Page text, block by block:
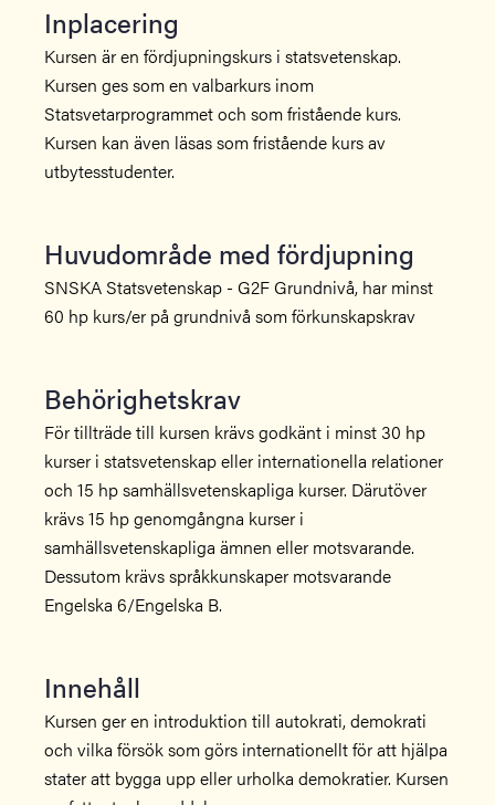
Inplacering
Kursen är en fördjupningskurs i statsvetenskap.
Kursen ges som en valbarkurs inom
Statsvetarprogrammet och som fristående kurs.
Kursen kan även läsas som fristående kurs av
utbytesstudenter.
Huvudområde med fördjupning
SNSKA Statsvetenskap - G2F Grundnivå, har minst
60 hp kurs/er på grundnivå som förkunskapskrav
Behörighetskrav
För tillträde till kursen krävs godkänt i minst 30 hp
kurser i statsvetenskap eller internationella relationer
och 15 hp samhällsvetenskapliga kurser. Därutöver
krävs 15 hp genomgångna kurser i
samhällsvetenskapliga ämnen eller motsvarande.
Dessutom krävs språkkunskaper motsvarande
Engelska 6/Engelska B.
Innehåll
Kursen ger en introduktion till autokrati, demokrati
och vilka försök som görs internationellt för att hjälpa
stater att bygga upp eller urholka demokratier. Kursen